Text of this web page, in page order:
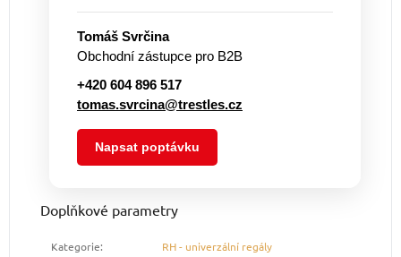
Tomáš Svrčina
Obchodní zástupce pro B2B
+420 604 896 517
tomas.svrcina@trestles.cz
Napsat poptávku
Doplňkové parametry
Kategorie:
RH - univerzální regály